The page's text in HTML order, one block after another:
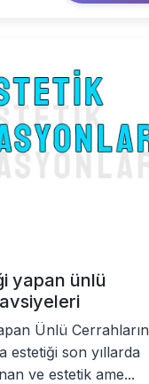
yapan ünlü
Ünlü Cerrahların
estetiği son yıllarda
ve estetik ame...